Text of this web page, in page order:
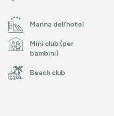
Marina dell’hotel
Mini club (per
bambini)
Beach club